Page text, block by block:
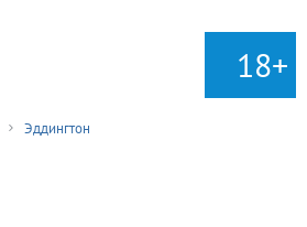
18+
Эддингтон